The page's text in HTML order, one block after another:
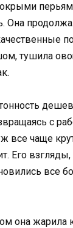
Она
тушила
с
все чаще
Его
все
она жарила